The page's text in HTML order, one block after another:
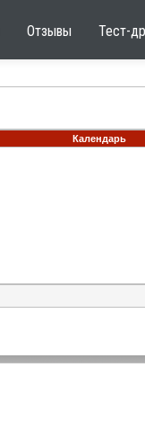
Отзывы Тест-
Календарь